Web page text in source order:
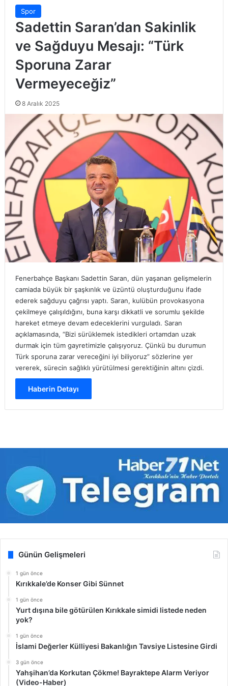
Spor
Sadettin Saran’dan Sakinlik
ve Sağduyu Mesajı: “Türk
Sporuna Zarar
Vermeyeceğiz”
8 Aralık 2025
Fenerbahçe Başkanı Sadettin Saran, dün yaşanan gelişmelerin
camiada büyük bir şaşkınlık ve üzüntü oluşturduğunu ifade
ederek sağduyu çağrısı yaptı. Saran, kulübün provokasyona
çekilmeye çalışıldığını, buna karşı dikkatli ve sorumlu şekilde
hareket etmeye devam edeceklerini vurguladı. Saran
açıklamasında, “Bizi sürüklemek istedikleri ortamdan uzak
durmak için tüm gayretimizle çalışıyoruz. Çünkü bu durumun
Türk sporuna zarar vereceğini iyi biliyoruz” sözlerine yer
vererek, sürecin sağlıklı yürütülmesi gerektiğinin altını çizdi.
Haberin Detayı
Günün Gelişmeleri
1 gün önce
Kırıkkale’de Konser Gibi Sünnet
1 gün önce
Yurt dışına bile götürülen Kırıkkale simidi listede neden
yok?
1 gün önce
İslami Değerler Külliyesi Bakanlığın Tavsiye Listesine Girdi
3 gün önce
Yahşihan’da Korkutan Çökme! Bayraktepe Alarm Veriyor
(Video-Haber)